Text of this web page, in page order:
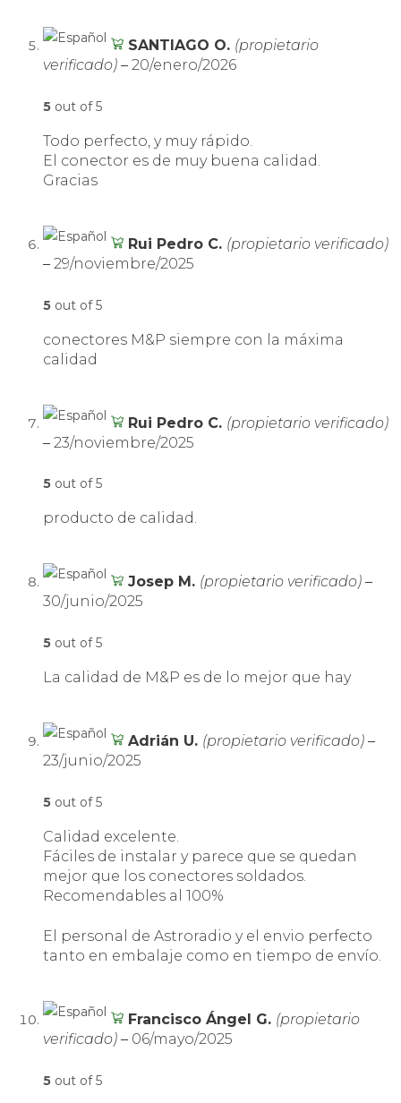
SANTIAGO O. (propietario
verificado) – 20/enero/2026
5 out of 5
Todo perfecto, y muy rápido.
El conector es de muy buena calidad.
Gracias
Rui Pedro C. (propietario verificado)
– 29/noviembre/2025
5 out of 5
conectores M&P siempre con la máxima
calidad
Rui Pedro C. (propietario verificado)
– 23/noviembre/2025
5 out of 5
producto de calidad.
Josep M. (propietario verificado) –
30/junio/2025
5 out of 5
La calidad de M&P es de lo mejor que hay
Adrián U. (propietario verificado) –
23/junio/2025
5 out of 5
Calidad excelente.
Fáciles de instalar y parece que se quedan
mejor que los conectores soldados.
Recomendables al 100%
El personal de Astroradio y el envio perfecto
tanto en embalaje como en tiempo de envío.
Francisco Ángel G. (propietario
verificado) – 06/mayo/2025
5 out of 5